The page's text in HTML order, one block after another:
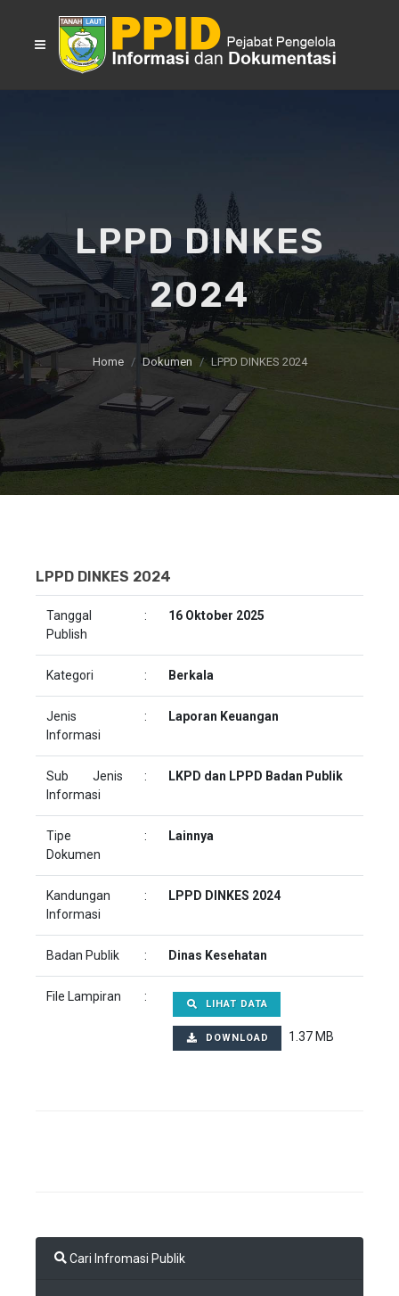
LPPD DINKES
2024
Home Dokumen LPPD DINKES 2024
LPPD DINKES 2024
Tanggal
Publish
: 16 Oktober 2025
Kategori : Berkala
Jenis
Informasi
: Laporan Keuangan
Sub Jenis
Informasi
: LKPD dan LPPD Badan Publik
Tipe
Dokumen
: Lainnya
Kandungan
Informasi
: LPPD DINKES 2024
Badan Publik : Dinas Kesehatan
File Lampiran :
LIHAT DATA
DOWNLOAD 1.37 MB
Cari Infromasi Publik